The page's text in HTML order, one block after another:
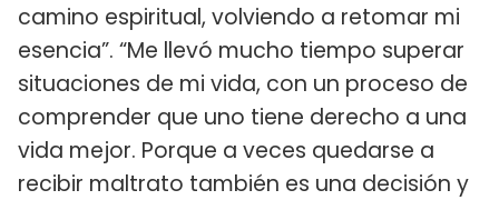
camino espiritual, volviendo a retomar mi
esencia”. “Me llevó mucho tiempo superar
situaciones de mi vida, con un proceso de
comprender que uno tiene derecho a una
vida mejor. Porque a veces quedarse a
recibir maltrato también es una decisión y